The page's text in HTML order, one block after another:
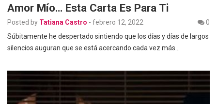
Amor Mío… Esta Carta Es Para Ti
Posted by Tatiana Castro - febrero 12, 2022
0
Súbitamente he despertado sintiendo que los días y días de largos
silencios auguran que se está acercando cada vez más…